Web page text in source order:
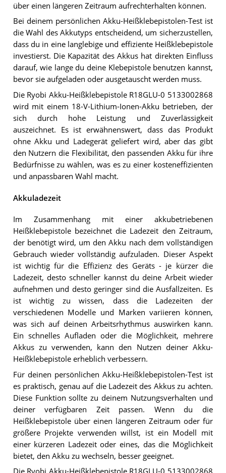
über einen längeren Zeitraum aufrechterhalten können.
Bei deinem persönlichen Akku-Heißklebepistolen-Test ist
die Wahl des Akkutyps entscheidend, um sicherzustellen,
dass du in eine langlebige und effiziente Heißklebepistole
investierst. Die Kapazität des Akkus hat direkten Einfluss
darauf, wie lange du deine Klebepistole benutzen kannst,
bevor sie aufgeladen oder ausgetauscht werden muss.
Die Ryobi Akku-Heißklebepistole R18GLU-0 5133002868
wird mit einem 18-V-Lithium-Ionen-Akku betrieben, der
sich durch hohe Leistung und Zuverlässigkeit
auszeichnet. Es ist erwähnenswert, dass das Produkt
ohne Akku und Ladegerät geliefert wird, aber das gibt
den Nutzern die Flexibilität, den passenden Akku für ihre
Bedürfnisse zu wählen, was es zu einer kosteneffizienten
und anpassbaren Wahl macht.
Akkuladezeit
Im Zusammenhang mit einer akkubetriebenen
Heißklebepistole bezeichnet die Ladezeit den Zeitraum,
der benötigt wird, um den Akku nach dem vollständigen
Gebrauch wieder vollständig aufzuladen. Dieser Aspekt
ist wichtig für die Effizienz des Geräts - je kürzer die
Ladezeit, desto schneller kannst du deine Arbeit wieder
aufnehmen und desto geringer sind die Ausfallzeiten. Es
ist wichtig zu wissen, dass die Ladezeiten der
verschiedenen Modelle und Marken variieren können,
was sich auf deinen Arbeitsrhythmus auswirken kann.
Ein schnelles Aufladen oder die Möglichkeit, mehrere
Akkus zu verwenden, kann den Nutzen deiner Akku-
Heißklebepistole erheblich verbessern.
Für deinen persönlichen Akku-Heißklebepistolen-Test ist
es praktisch, genau auf die Ladezeit des Akkus zu achten.
Diese Funktion sollte zu deinem Nutzungsverhalten und
deiner verfügbaren Zeit passen. Wenn du die
Heißklebepistole über einen längeren Zeitraum oder für
größere Projekte verwenden willst, ist ein Modell mit
einer kürzeren Ladezeit oder eines, das die Möglichkeit
bietet, den Akku zu wechseln, besser geeignet.